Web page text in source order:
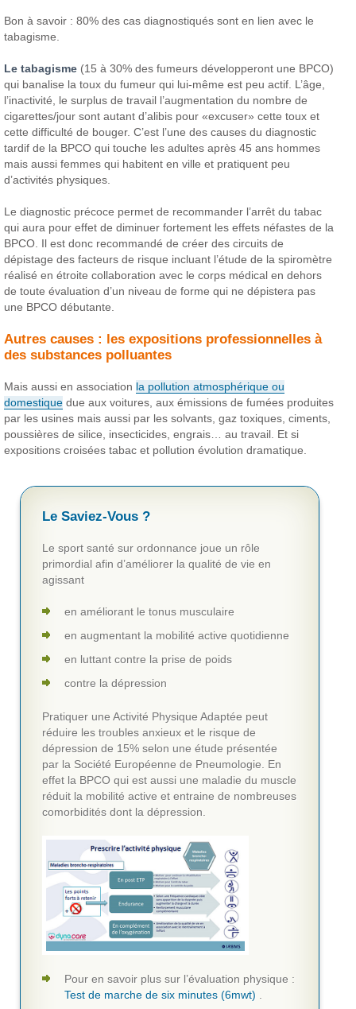
Bon à savoir : 80% des cas diagnostiqués sont en lien avec le
tabagisme.
Le tabagisme (15 à 30% des fumeurs développeront une BPCO)
qui banalise la toux du fumeur qui lui-même est peu actif. L’âge,
l’inactivité, le surplus de travail l’augmentation du nombre de
cigarettes/jour sont autant d’alibis pour «excuser» cette toux et
cette difficulté de bouger. C’est l’une des causes du diagnostic
tardif de la BPCO qui touche les adultes après 45 ans hommes
mais aussi femmes qui habitent en ville et pratiquent peu
d’activités physiques.
Le diagnostic précoce permet de recommander l’arrêt du tabac
qui aura pour effet de diminuer fortement les effets néfastes de la
BPCO. Il est donc recommandé de créer des circuits de
dépistage des facteurs de risque incluant l’étude de la spiromètre
réalisé en étroite collaboration avec le corps médical en dehors
de toute évaluation d’un niveau de forme qui ne dépistera pas
une BPCO débutante.
Autres causes : les expositions professionnelles à
des substances polluantes
Mais aussi en association la pollution atmosphérique ou
domestique due aux voitures, aux émissions de fumées produites
par les usines mais aussi par les solvants, gaz toxiques, ciments,
poussières de silice, insecticides, engrais… au travail. Et si
expositions croisées tabac et pollution évolution dramatique.
Le Saviez-Vous ?
Le sport santé sur ordonnance joue un rôle
primordial afin d’améliorer la qualité de vie en
agissant
en améliorant le tonus musculaire
en augmentant la mobilité active quotidienne
en luttant contre la prise de poids
contre la dépression
Pratiquer une Activité Physique Adaptée peut
réduire les troubles anxieux et le risque de
dépression de 15% selon une étude présentée
par la Société Européenne de Pneumologie. En
effet la BPCO qui est aussi une maladie du muscle
réduit la mobilité active et entraine de nombreuses
comorbidités dont la dépression.
Pour en savoir plus sur l’évaluation physique :
Test de marche de six minutes (6mwt)